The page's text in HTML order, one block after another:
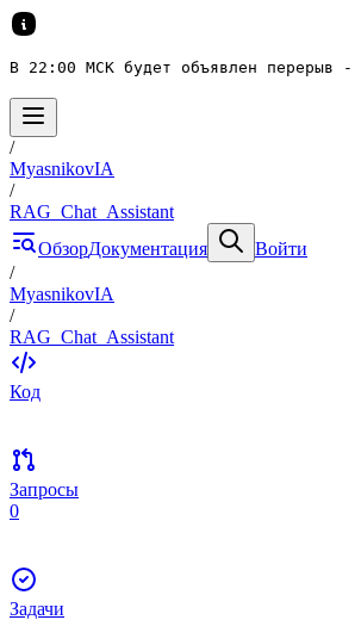
В 22:00 МСК будет объявлен перерыв
/
MyasnikovIA
/
RAG_Chat_Assistant
ОбзорДокументация
Войти
/
MyasnikovIA
/
RAG_Chat_Assistant
Код
Запросы
0
Задачи